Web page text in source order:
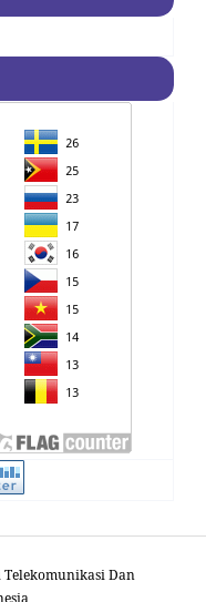
Telekomunikasi Dan